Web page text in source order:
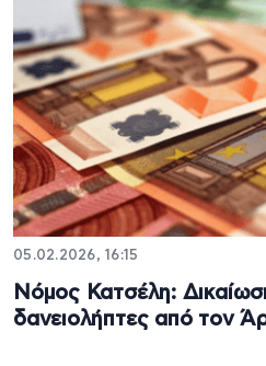
05.02.2026, 16:15
Νόμος Κατσέλη:
δανειολήπτες από τον